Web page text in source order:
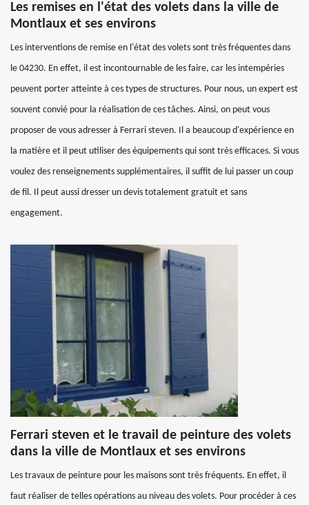
Les remises en l'état des volets dans la ville de
Montlaux et ses environs
Les interventions de remise en l'état des volets sont très fréquentes dans
le 04230. En effet, il est incontournable de les faire, car les intempéries
peuvent porter atteinte à ces types de structures. Pour nous, un expert est
souvent convié pour la réalisation de ces tâches. Ainsi, on peut vous
proposer de vous adresser à Ferrari steven. Il a beaucoup d'expérience en
la matière et il peut utiliser des équipements qui sont très efficaces. Si vous
voulez des renseignements supplémentaires, il suffit de lui passer un coup
de fil. Il peut aussi dresser un devis totalement gratuit et sans
engagement.
Ferrari steven et le travail de peinture des volets
dans la ville de Montlaux et ses environs
Les travaux de peinture pour les maisons sont très fréquents. En effet, il
faut réaliser de telles opérations au niveau des volets. Pour procéder à ces